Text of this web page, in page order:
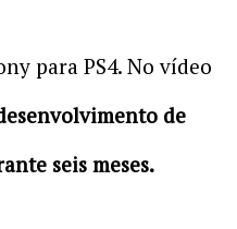
para PS4. No vídeo
de
seis meses.